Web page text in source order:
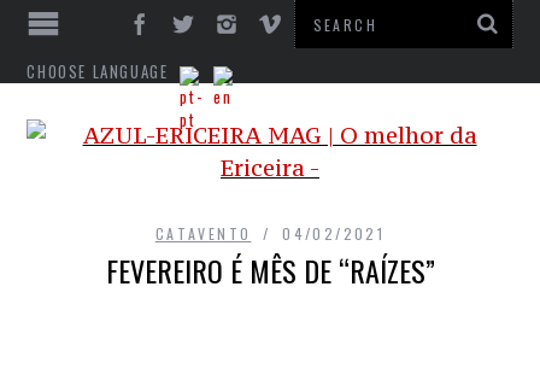
CHOOSE LANGUAGE
CATAVENTO 04/02/2021
FEVEREIRO É MÊS DE “RAÍZES”